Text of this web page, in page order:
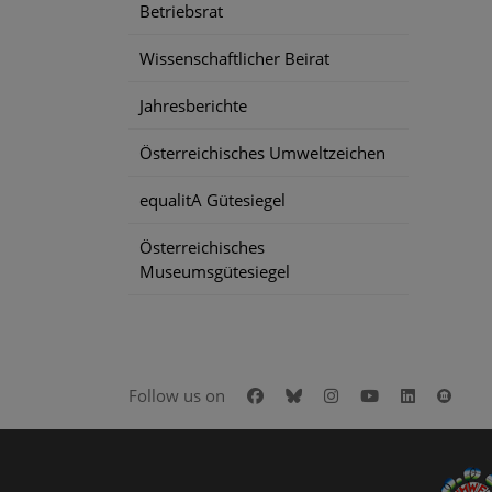
Betriebsrat
Wissenschaftlicher Beirat
Jahresberichte
Österreichisches Umweltzeichen
equalitA Gütesiegel
Österreichisches
Museumsgütesiegel
Follow us on Facebook
BlueskyInstagram
YoutubeLinkedIn